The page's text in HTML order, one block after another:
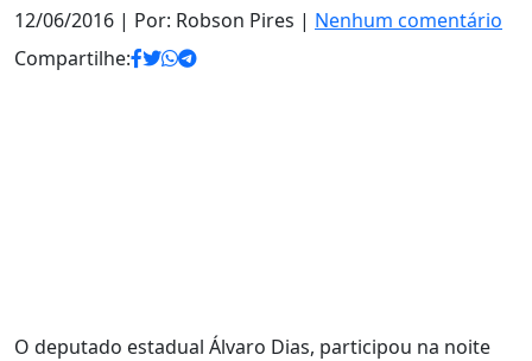
12/06/2016 | Por: Robson Pires | Nenhum comentário
Compartilhe:
O deputado estadual Álvaro Dias, participou na noite